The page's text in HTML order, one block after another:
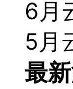
6月
5月
最